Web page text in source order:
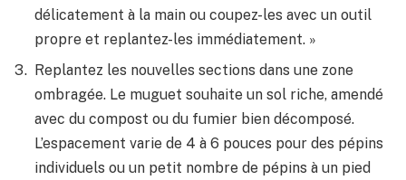
délicatement à la main ou coupez-les avec un outil
propre et replantez-les immédiatement. »
Replantez les nouvelles sections dans une zone
ombragée. Le muguet souhaite un sol riche, amendé
avec du compost ou du fumier bien décomposé.
L’espacement varie de 4 à 6 pouces pour des pépins
individuels ou un petit nombre de pépins à un pied